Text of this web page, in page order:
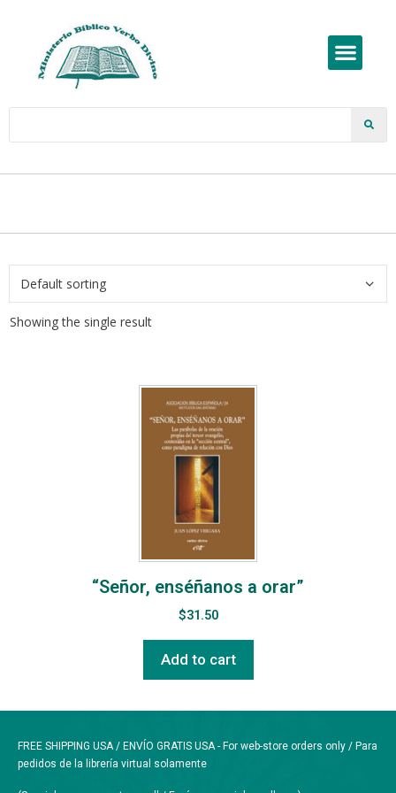
Showing the single result
“Señor, enséñanos a orar”
$31.50
Add to cart
FREE SHIPPING USA / ENVÍO GRATIS USA - For web-store orders only / Para
pedidos de la librería virtual solamente